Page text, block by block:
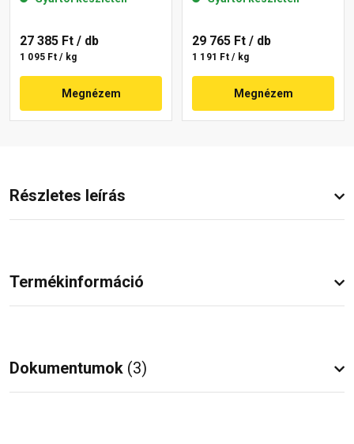
27 385 Ft / db
1 095 Ft / kg
Megnézem
29 765 Ft / db
1 191 Ft / kg
Megnézem
Részletes leírás
Termékinformáció
Dokumentumok (3)